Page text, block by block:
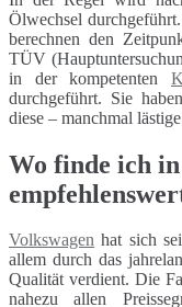
Ölwechsel
berechnen den
TÜV
in der kompetenten
durchgeführt. Sie
diese – manchmal
Wo finde ich
Volkswagen hat sich
allem durch das
Qualität verdient. Die
nahezu allen